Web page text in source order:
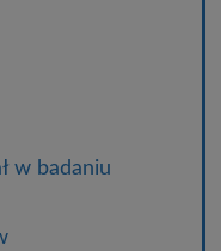
w badaniu